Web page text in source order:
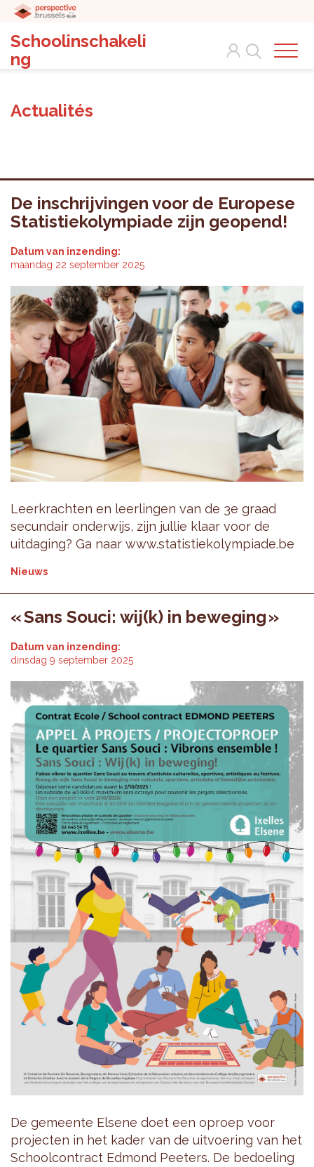
Schoolinschakeli
ng
Search
Actualités
De inschrijvingen voor de Europese
Statistiekolympiade zijn geopend!
Datum van inzending:
maandag 22 september 2025
Leerkrachten en leerlingen van de 3e graad
secundair onderwijs, zijn jullie klaar voor de
uitdaging? Ga naar www.statistiekolympiade.be
Nieuws
« Sans Souci: wij(k) in beweging »
Datum van inzending:
dinsdag 9 september 2025
De gemeente Elsene doet een oproep voor
projecten in het kader van de uitvoering van het
Schoolcontract Edmond Peeters. De bedoeling